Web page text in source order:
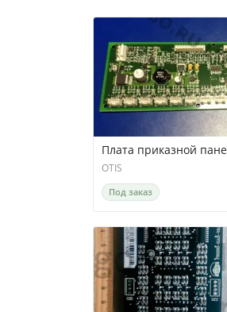
Плата приказной
OTIS
Под заказ